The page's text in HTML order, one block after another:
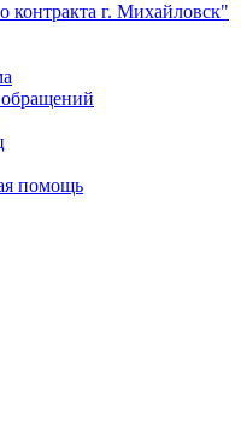
контракта г. Михайловск"
помощь